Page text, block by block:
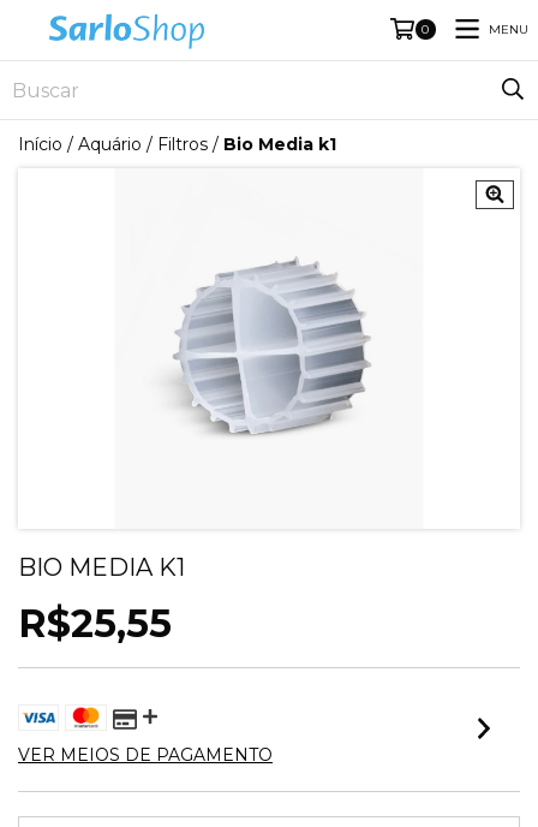
0 MENU
Início / Aquário / Filtros / Bio Media k1
BIO MEDIA K1
R$25,55
VER MEIOS DE PAGAMENTO